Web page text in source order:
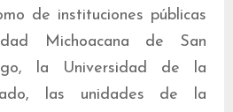
de instituciones públicas
Michoacana de San
la Universidad de la
las unidades de la